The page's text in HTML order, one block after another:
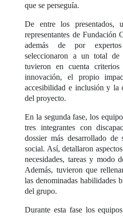
que se perseguía.
De entre los presentados,
representantes de
además de por
seleccionaron a un total
tuvieron en cuenta
innovación, el propio
accesibilidad e inclusión y la
del proyecto.
En la segunda fase, los
tres integrantes con
dossier más desarrollado
social. Así, detallaron
necesidades, tareas y modo
Además, tuvieron que
las denominadas habilidades
del grupo.
Durante esta fase los